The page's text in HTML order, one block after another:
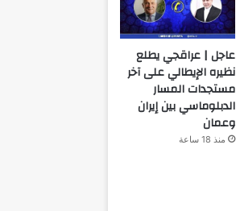
عاجل | عراقجي يطلع
نظيره الإيطالي على آخر
مستجدات المسار
الدبلوماسي بين إيران
وعمان
منذ 18 ساعة